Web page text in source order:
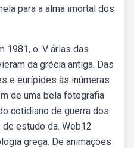
para a alma imortal dos
1981, o. V árias das
da grécia antiga. Das
e eurípides às inúmeras
de uma bela fotografia
cotidiano de guerra dos
estudo da. Web12
grega. De animações